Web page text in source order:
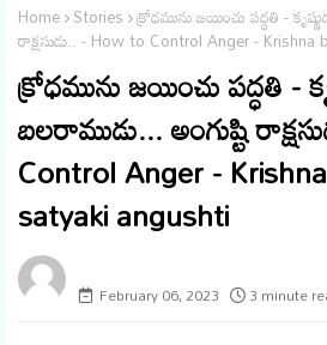
Home Stories క్రోధమును జయించు పద్ధతి -
రాక్షసుడు.. - How to Control Anger -
క్రోధమును జయించు పద్ధతి -
బలరాముడు... అంగుష్టి
Control Anger -
satyaki angushti
February 06, 2023
3 minute